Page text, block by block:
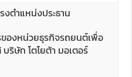
งตำแหน่งประธาน
องหน่วยธุรกิจรถยนต์เพื่อ
ริษัท โตโยต้า มอเตอร์